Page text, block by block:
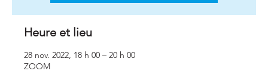
Heure et lieu
28 nov. 2022, 18 h 00 – 20 h 00
ZOOM